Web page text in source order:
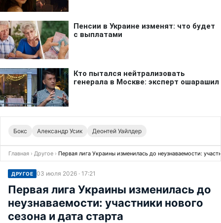
Бокс Александр Усик Деонтей Уайлдер
Главная › Другое › Первая лига Украины изменилась до неузнаваемости:
ДРУГОЕ 03 июля 2026 · 17:21
Первая лига Украины изменилась до
неузнаваемости: участники нового
сезона и дата старта